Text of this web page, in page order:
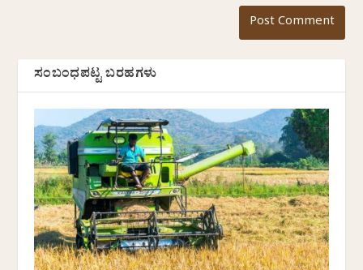
ಸಂಬಂಧಪಟ್ಟ ಬರಹಗಳು